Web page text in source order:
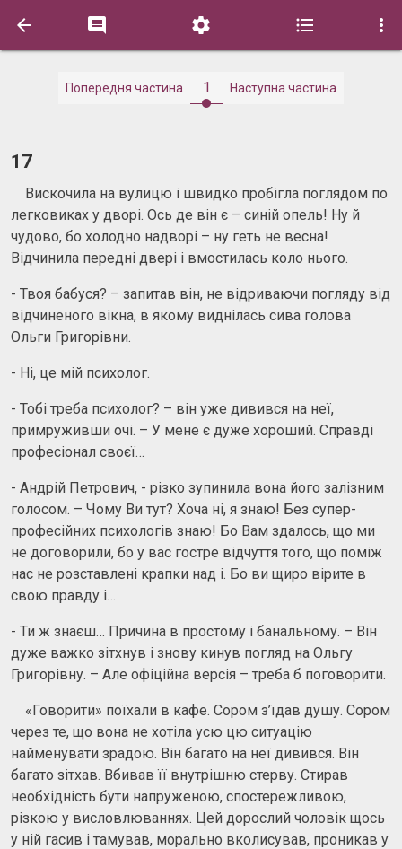
    
Попередня частина 1 Наступна частина
17
Вискочила на вулицю і швидко пробігла поглядом по
легковиках у дворі. Ось де він є – синій опель! Ну й
чудово, бо холодно надворі – ну геть не весна!
Відчинила передні двері і вмостилась коло нього.
- Твоя бабуся? – запитав він, не відриваючи погляду від
відчиненого вікна, в якому виднілась сива голова
Ольги Григорівни.
- Ні, це мій психолог.
- Тобі треба психолог? – він уже дивився на неї,
примруживши очі. – У мене є дуже хороший. Справді
професіонал своєї…
- Андрій Петрович, - різко зупинила вона його залізним
голосом. – Чому Ви тут? Хоча ні, я знаю! Без супер-
професійних психологів знаю! Бо Вам здалось, що ми
не договорили, бо у вас гостре відчуття того, що поміж
нас не розставлені крапки над і. Бо ви щиро вірите в
свою правду і…
- Ти ж знаєш… Причина в простому і банальному. – Він
дуже важко зітхнув і знову кинув погляд на Ольгу
Григорівну. – Але офіційна версія – треба б поговорити.
«Говорити» поїхали в кафе. Сором з’їдав душу. Сором
через те, що вона не хотіла усю цю ситуацію
найменувати зрадою. Він багато на неї дивився. Він
багато зітхав. Вбивав її внутрішню стерву. Стирав
необхідність бути напруженою, спостережливою,
різкою у висловлюваннях. Цей дорослий чоловік щось
у ній гасив і тамував, морально вколисував, проникав у